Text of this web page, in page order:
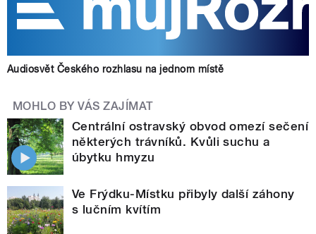
Audiosvět Českého rozhlasu na jednom místě
MOHLO BY VÁS ZAJÍMAT
Centrální ostravský obvod omezí sečení
některých trávníků. Kvůli suchu a
úbytku hmyzu
Ve Frýdku-Místku přibyly další záhony
s lučním kvítím